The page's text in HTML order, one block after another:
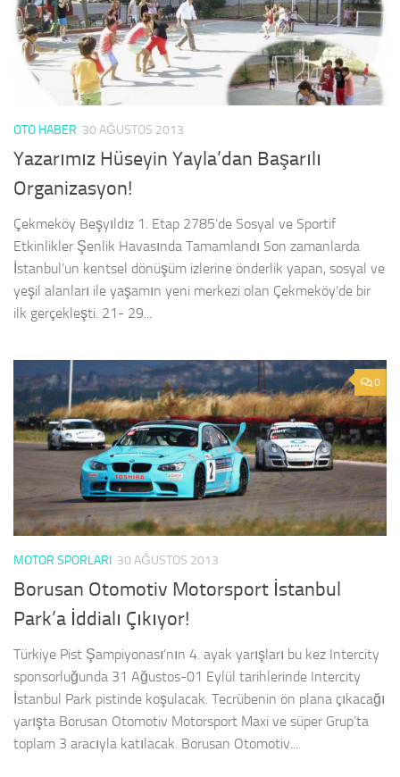
OTO HABER 30 AĞUSTOS 2013
Yazarımız Hüseyin Yayla’dan Başarılı
Organizasyon!
Çekmeköy Beşyıldız 1. Etap 2785’de Sosyal ve Sportif
Etkinlikler Şenlik Havasında Tamamlandı Son zamanlarda
İstanbul’un kentsel dönüşüm izlerine önderlik yapan, sosyal ve
yeşil alanları ile yaşamın yeni merkezi olan Çekmeköy’de bir
ilk gerçekleşti. 21- 29...
0
MOTOR SPORLARI 30 AĞUSTOS 2013
Borusan Otomotiv Motorsport İstanbul
Park’a İddialı Çıkıyor!
Türkiye Pist Şampiyonası’nın 4. ayak yarışları bu kez Intercity
sponsorluğunda 31 Ağustos-01 Eylül tarihlerinde Intercity
İstanbul Park pistinde koşulacak. Tecrübenin ön plana çıkacağı
yarışta Borusan Otomotiv Motorsport Maxi ve süper Grup’ta
toplam 3 aracıyla katılacak. Borusan Otomotiv...